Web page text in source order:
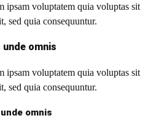
ipsam voluptatem quia voluptas sit
sed quia consequuntur.
omnis
ipsam voluptatem quia voluptas sit
sed quia consequuntur.
omnis